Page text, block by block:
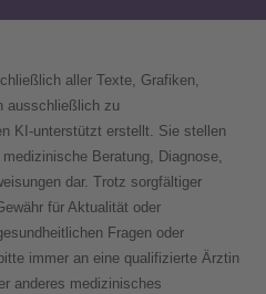
aller Texte, Grafiken,
ausschließlich zu
KI-unterstützt erstellt. Sie stellen
Beratung, Diagnose,
dar. Trotz sorgfältiger
für Aktualität oder
Fragen oder
immer an eine qualifizierte Ärztin
anderes medizinisches